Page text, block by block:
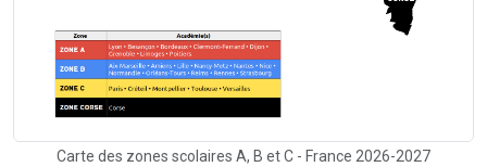
Carte des zones scolaires A, B et C - France 2026-2027